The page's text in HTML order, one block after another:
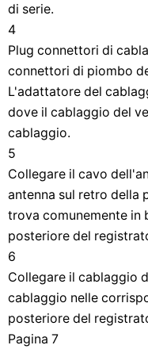
di serie.
4
Plug connettori di
connettori di piombo
L'adattatore del
dove il cablaggio del
cablaggio.
5
Collegare il cavo
antenna sul retro della
trova comunemente in
posteriore del
6
Collegare il cablaggio
cablaggio nelle
posteriore del
Pagina 7